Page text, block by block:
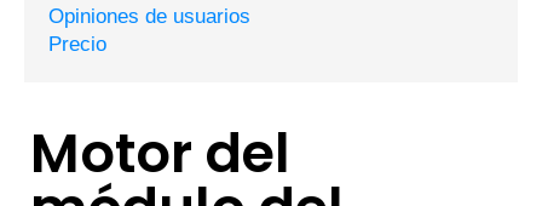
Opiniones de usuarios
Precio
Motor del